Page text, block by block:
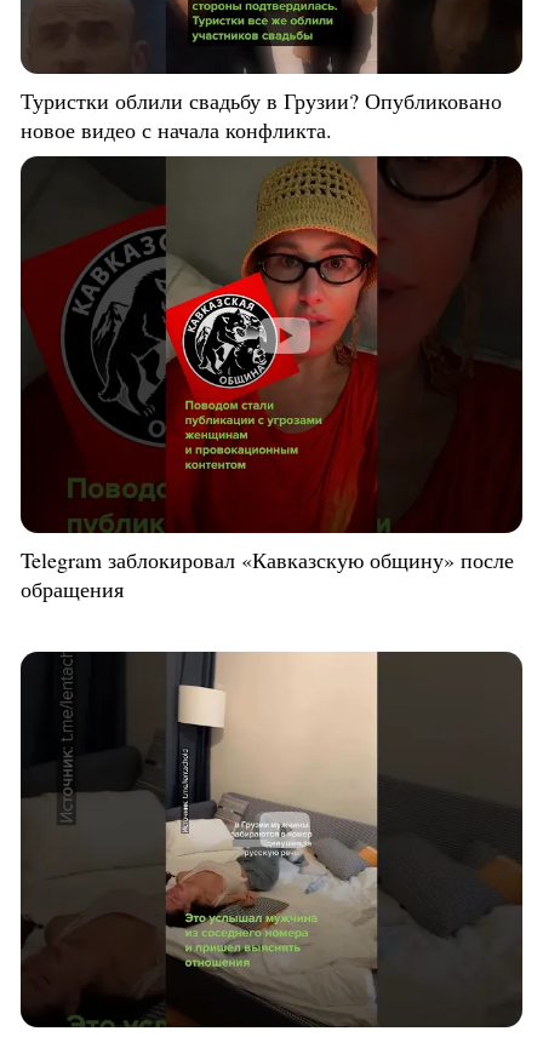
Туристки облили свадьбу в Грузии? Опубликовано
новое видео с начала конфликта.
Telegram заблокировал «Кавказскую общину» после
обращения